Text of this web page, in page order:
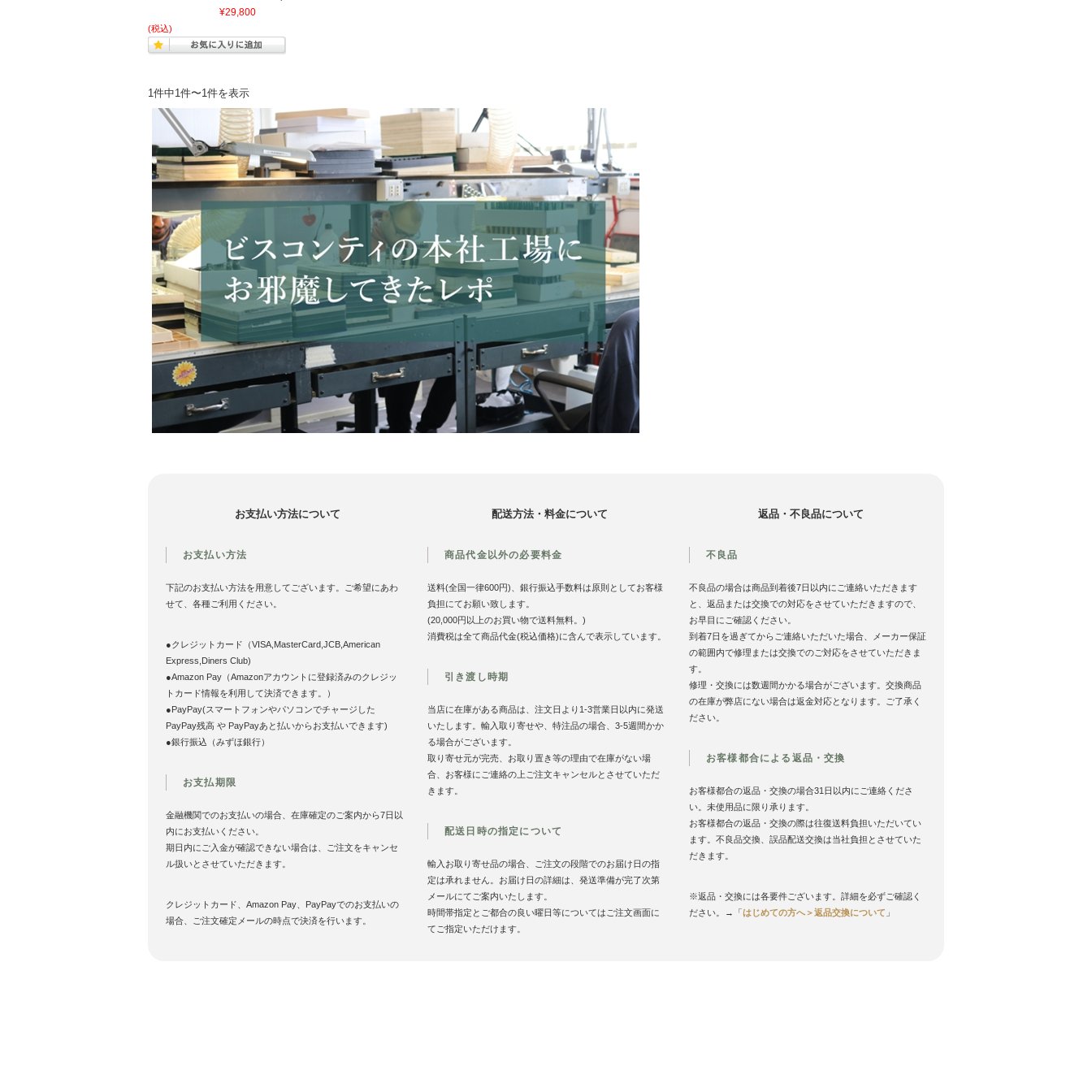
¥29,800
(税込)
1件中1件〜1件を表示
お支払い方法について
お支払い方法
下記のお支払い方法を用意してございます。ご希望にあわ
せて、各種ご利用ください。
●クレジットカード（VISA,MasterCard,JCB,American
Express,Diners Club)
●Amazon Pay（Amazonアカウントに登録済みのクレジッ
トカード情報を利用して決済できます。）
●PayPay(スマートフォンやパソコンでチャージした
PayPay残高 や PayPayあと払いからお支払いできます)
●銀行振込（みずほ銀行）
お支払期限
金融機関でのお支払いの場合、在庫確定のご案内から7日以
内にお支払いください。
期日内にご入金が確認できない場合は、ご注文をキャンセ
ル扱いとさせていただきます。
クレジットカード、Amazon Pay、PayPayでのお支払いの
場合、ご注文確定メールの時点で決済を行います。
配送方法・料金について
商品代金以外の必要料金
送料(全国一律600円)、銀行振込手数料は原則としてお客様
負担にてお願い致します。
(20,000円以上のお買い物で送料無料。)
消費税は全て商品代金(税込価格)に含んで表示しています。
引き渡し時期
当店に在庫がある商品は、注文日より1-3営業日以内に発送
いたします。輸入取り寄せや、特注品の場合、3-5週間かか
る場合がございます。
取り寄せ元が完売、お取り置き等の理由で在庫がない場
合、お客様にご連絡の上ご注文キャンセルとさせていただ
きます。
配送日時の指定について
輸入お取り寄せ品の場合、ご注文の段階でのお届け日の指
定は承れません。お届け日の詳細は、発送準備が完了次第
メールにてご案内いたします。
時間帯指定とご都合の良い曜日等についてはご注文画面に
てご指定いただけます。
返品・不良品について
不良品
不良品の場合は商品到着後7日以内にご連絡いただきます
と、返品または交換での対応をさせていただきますので、
お早目にご確認ください。
到着7日を過ぎてからご連絡いただいた場合、メーカー保証
の範囲内で修理または交換でのご対応をさせていただきま
す。
修理・交換には数週間かかる場合がございます。交換商品
の在庫が弊店にない場合は返金対応となります。ご了承く
ださい。
お客様都合による返品・交換
お客様都合の返品・交換の場合31日以内にご連絡くださ
い。未使用品に限り承ります。
お客様都合の返品・交換の際は往復送料負担いただいてい
ます。不良品交換、誤品配送交換は当社負担とさせていた
だきます。
※返品・交換には各要件ございます。詳細を必ずご確認く
ださい。→「はじめての方へ＞返品交換について 」